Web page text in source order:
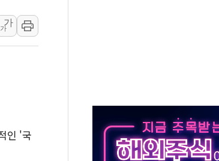
'텍사스로드하우스' 잠실점, 직장인 핫플레이스로 부상
8월 말 당정 조율 완료…초고가·비거주 1주택 등 여론 수렴"
배서더 2기 모집…지역 크리에이터 확대
속 전력수급 이상무"…김회천 사장, 원전 현장점검
가
가
인 '국